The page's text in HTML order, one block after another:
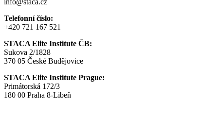
Telefonní číslo:
+420 721 167 521
STACA Elite Institute ČB:
Sukova 2/1828
370 05 České Budějovice
STACA Elite Institute Prague:
Primátorská 172/3
180 00 Praha 8-Libeň